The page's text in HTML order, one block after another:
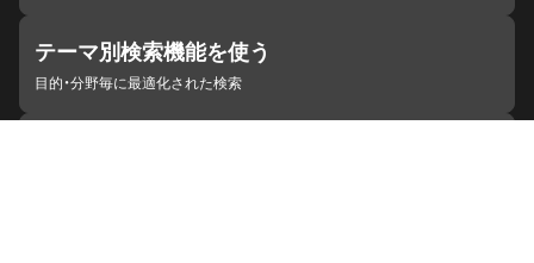
テーマ別検索機能を使う
目的・分野毎に最適化された検索